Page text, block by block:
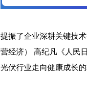
提振了企业深耕关键技
营经济） 高纪凡《人民
光伏行业走向健康成长